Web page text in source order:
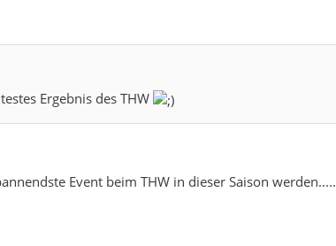
Ergebnis des THW
Event beim THW in dieser Saison werden.....